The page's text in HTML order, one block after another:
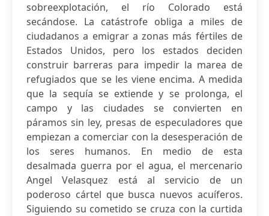
sobreexplotación, el río Colorado está
secándose. La catástrofe obliga a miles de
ciudadanos a emigrar a zonas más fértiles de
Estados Unidos, pero los estados deciden
construir barreras para impedir la marea de
refugiados que se les viene encima. A medida
que la sequía se extiende y se prolonga, el
campo y las ciudades se convierten en
páramos sin ley, presas de especuladores que
empiezan a comerciar con la desesperación de
los seres humanos. En medio de esta
desalmada guerra por el agua, el mercenario
Angel Velasquez está al servicio de un
poderoso cártel que busca nuevos acuíferos.
Siguiendo su cometido se cruza con la curtida